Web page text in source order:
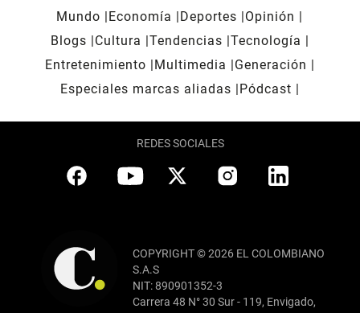
Mundo Economía Deportes
Opinión
Blogs
Cultura Tendencias Tecnología
Entretenimiento
Multimedia
Generación
Especiales marcas aliadas
Pódcast
REDES SOCIALES
COPYRIGHT © 2026 EL COLOMBIANO
S.A.S
NIT: 890901352-3
Carrera 48 N° 30 Sur - 119, Envigado,